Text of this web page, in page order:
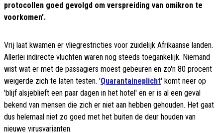
protocollen goed gevolgd om verspreiding van omikron te
voorkomen'.
Vrij laat kwamen er vliegrestricties voor zuidelijk Afrikaanse landen.
Allerlei indirecte vluchten waren nog steeds toegankelijk. Niemand
wist wat er met de passagiers moest gebeuren en zo'n 80 procent
weigerde zich te laten testen. 'Quarantaineplicht' komt neer op
'blijf alsjeblieft een paar dagen in het hotel' en er is al een geval
bekend van mensen die zich er niet aan hebben gehouden. Het gaat
dus helemaal niet zo goed met het buiten de deur houden van
nieuwe virusvarianten.